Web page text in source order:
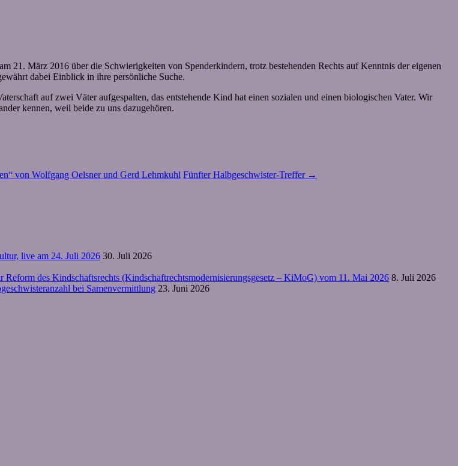
21. März 2016 über die Schwierigkeiten von Spenderkindern, trotz bestehenden Rechts auf Kenntnis der eigenen
dabei Einblick in ihre persönliche Suche.
auf zwei Väter aufgespalten, das entstehende Kind hat einen sozialen und einen biologischen Vater. Wir
kennen, weil beide zu uns dazugehören.
von Wolfgang Oelsner und Gerd Lehmkuhl Fünfter Halbgeschwister-Treffer →
live am 24. Juli 2026 30. Juli 2026
Reform des Kindschaftsrechts (Kindschaftrechtsmodernisierungsgesetz – KiMoG) vom 11. Mai 2026 8. Juli 2026
bei Samenvermittlung 23. Juni 2026